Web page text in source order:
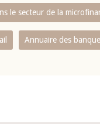
le secteur de la
Annuaire des